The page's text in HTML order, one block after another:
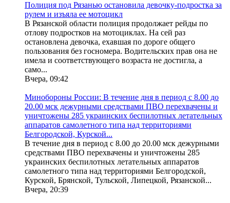
Полиция под Рязанью остановила девочку-подростка за
рулем и изъяла ее мотоцикл
В Рязанской области полиция продолжает рейды по
отлову подростков на мотоциклах. На сей раз
остановлена девочка, ехавшая по дороге общего
пользования без госномера. Водительских прав она не
имела и соответствующего возраста не достигла, а
само...
Вчера, 09:42
Минобороны России: В течение дня в период с 8.00 до
20.00 мск дежурными средствами ПВО перехвачены и
уничтожены 285 украинских беспилотных летательных
аппаратов самолетного типа над территориями
Белгородской, Курской...
В течение дня в период с 8.00 до 20.00 мск дежурными
средствами ПВО перехвачены и уничтожены 285
украинских беспилотных летательных аппаратов
самолетного типа над территориями Белгородской,
Курской, Брянской, Тульской, Липецкой, Рязанской...
Вчера, 20:39